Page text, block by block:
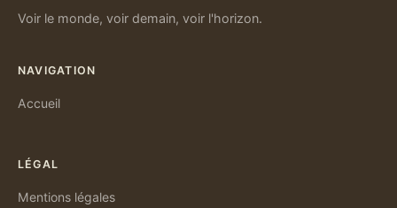
Voir le monde, voir demain, voir l'horizon.
NAVIGATION
Accueil
LÉGAL
Mentions légales